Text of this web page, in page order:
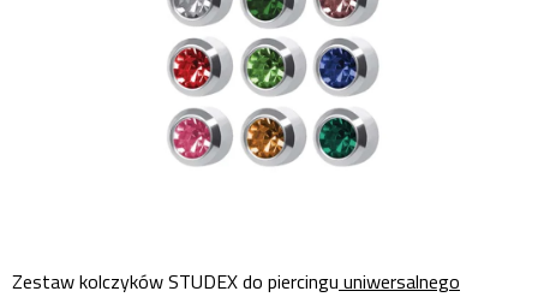
Zestaw kolczyków STUDEX do piercingu uniwersalnego